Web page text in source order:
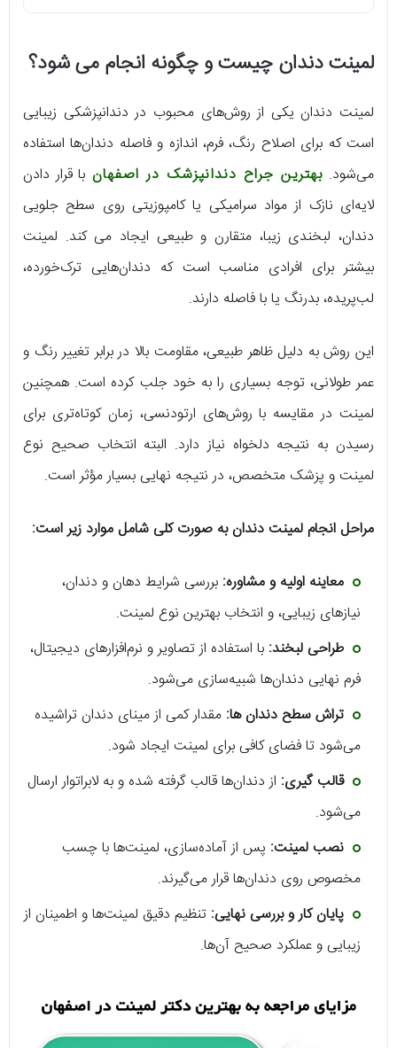
لمینت دندان چیست و چگونه انجام می‌ شود؟
لمینت دندان یکی از روش‌های محبوب در دندانپزشکی زیبایی
است که برای اصلاح رنگ، فرم، اندازه و فاصله دندان‌ها استفاده
می‌شود. بهترین جراح دندانپزشک در اصفهان با قرار دادن
لایه‌ای نازک از مواد سرامیکی یا کامپوزیتی روی سطح جلویی
دندان، لبخندی زیبا، متقارن و طبیعی ایجاد می کند. لمینت
بیشتر برای افرادی مناسب است که دندان‌هایی ترک‌خورده،
لب‌پریده، بدرنگ یا با فاصله دارند.
این روش به دلیل ظاهر طبیعی، مقاومت بالا در برابر تغییر رنگ و
عمر طولانی، توجه بسیاری را به خود جلب کرده است. همچنین
لمینت در مقایسه با روش‌های ارتودنسی، زمان کوتاه‌تری برای
رسیدن به نتیجه دلخواه نیاز دارد. البته انتخاب صحیح نوع
لمینت و پزشک متخصص، در نتیجه نهایی بسیار مؤثر است.
مراحل انجام لمینت دندان به صورت کلی شامل موارد زیر است:
معاینه اولیه و مشاوره: بررسی شرایط دهان و دندان،
نیازهای زیبایی، و انتخاب بهترین نوع لمینت.
طراحی لبخند: با استفاده از تصاویر و نرم‌افزارهای دیجیتال،
فرم نهایی دندان‌ها شبیه‌سازی می‌شود.
تراش سطح دندان‌ ها: مقدار کمی از مینای دندان تراشیده
می‌شود تا فضای کافی برای لمینت ایجاد شود.
قالب‌ گیری: از دندان‌ها قالب گرفته شده و به لابراتوار ارسال
می‌شود.
نصب لمینت: پس از آماده‌سازی، لمینت‌ها با چسب
مخصوص روی دندان‌ها قرار می‌گیرند.
پایان کار و بررسی نهایی: تنظیم دقیق لمینت‌ها و اطمینان از
زیبایی و عملکرد صحیح آن‌ها.